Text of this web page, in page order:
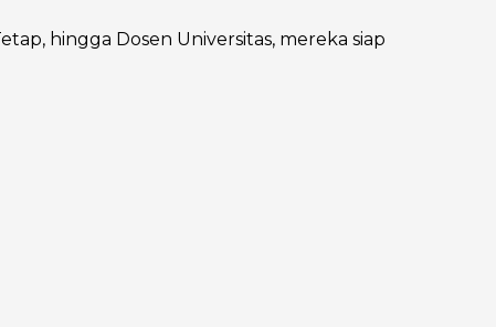
hingga Dosen Universitas, mereka siap